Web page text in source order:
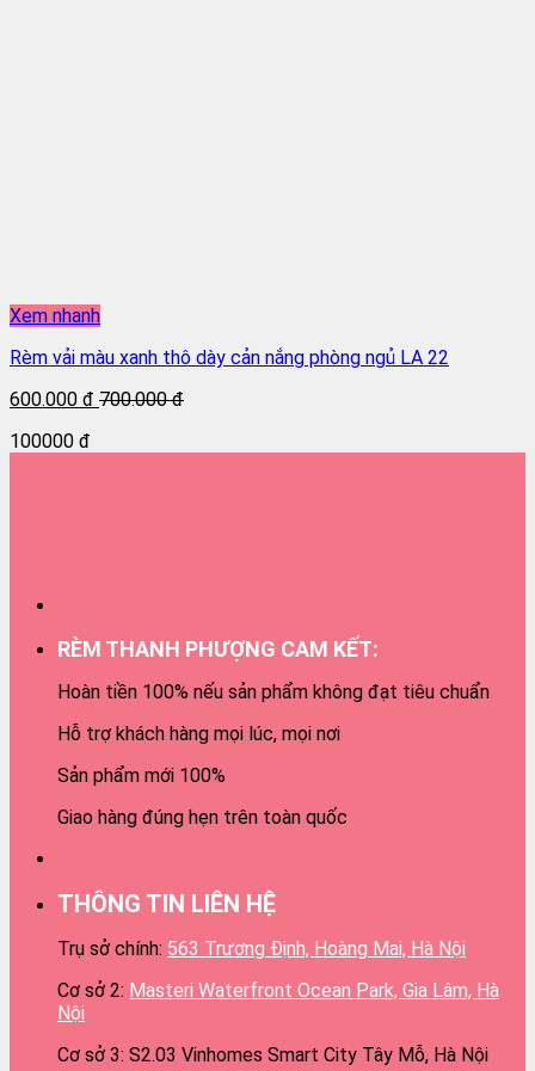
Xem nhanh
Rèm vải màu xanh thô dày cản nắng phòng ngủ LA 22
600.000 đ 700.000 đ
100000 đ
RÈM THANH PHƯỢNG CAM KẾT:
Hoàn tiền 100% nếu sản phẩm không đạt tiêu chuẩn
Hỗ trợ khách hàng mọi lúc, mọi nơi
Sản phẩm mới 100%
Giao hàng đúng hẹn trên toàn quốc
THÔNG TIN LIÊN HỆ
Trụ sở chính: 563 Trương Định, Hoàng Mai, Hà Nội
Cơ sở 2: Masteri Waterfront Ocean Park, Gia Lâm, Hà
Nội
Cơ sở 3: S2.03 Vinhomes Smart City Tây Mỗ, Hà Nội